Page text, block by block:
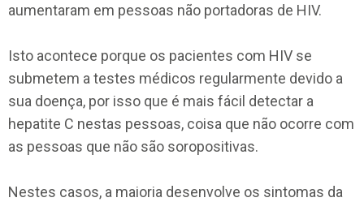
aumentaram em pessoas não portadoras de HIV.
Isto acontece porque os pacientes com HIV se
submetem a testes médicos regularmente devido a
sua doença, por isso que é mais fácil detectar a
hepatite C nestas pessoas, coisa que não ocorre com
as pessoas que não são soropositivas.
Nestes casos, a maioria desenvolve os sintomas da